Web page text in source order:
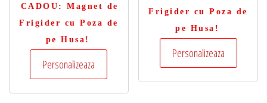
CADOU : Magnet de
Frigider cu Poza de
pe Husa!
Personalizeaza
Frigider cu Poza de
pe Husa!
Personalizeaza